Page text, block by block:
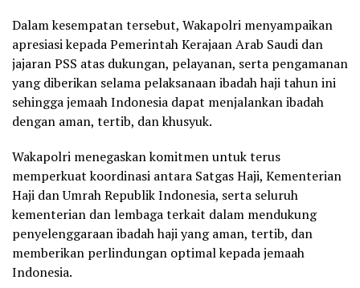
Dalam kesempatan tersebut, Wakapolri menyampaikan
apresiasi kepada Pemerintah Kerajaan Arab Saudi dan
jajaran PSS atas dukungan, pelayanan, serta pengamanan
yang diberikan selama pelaksanaan ibadah haji tahun ini
sehingga jemaah Indonesia dapat menjalankan ibadah
dengan aman, tertib, dan khusyuk.
Wakapolri menegaskan komitmen untuk terus
memperkuat koordinasi antara Satgas Haji, Kementerian
Haji dan Umrah Republik Indonesia, serta seluruh
kementerian dan lembaga terkait dalam mendukung
penyelenggaraan ibadah haji yang aman, tertib, dan
memberikan perlindungan optimal kepada jemaah
Indonesia.